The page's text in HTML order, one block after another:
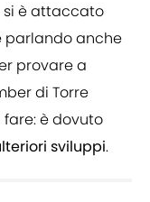
si è attaccato
parlando anche
provare a
di Torre
è dovuto
sviluppi.